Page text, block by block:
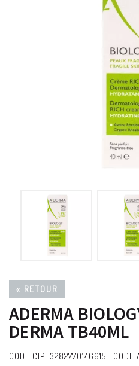
« RETOUR
ADERMA
DERMA TB40ML
CODE CIP: 3282770146615 CODE